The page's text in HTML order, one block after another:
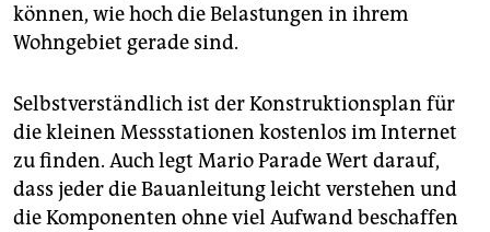
können, wie hoch die Belastungen in ihrem
Wohngebiet gerade sind.
Selbstverständlich ist der Konstruktionsplan für
die kleinen Messstationen kostenlos im Internet
zu finden. Auch legt Mario Parade Wert darauf,
dass jeder die Bauanleitung leicht verstehen und
die Komponenten ohne viel Aufwand beschaffen